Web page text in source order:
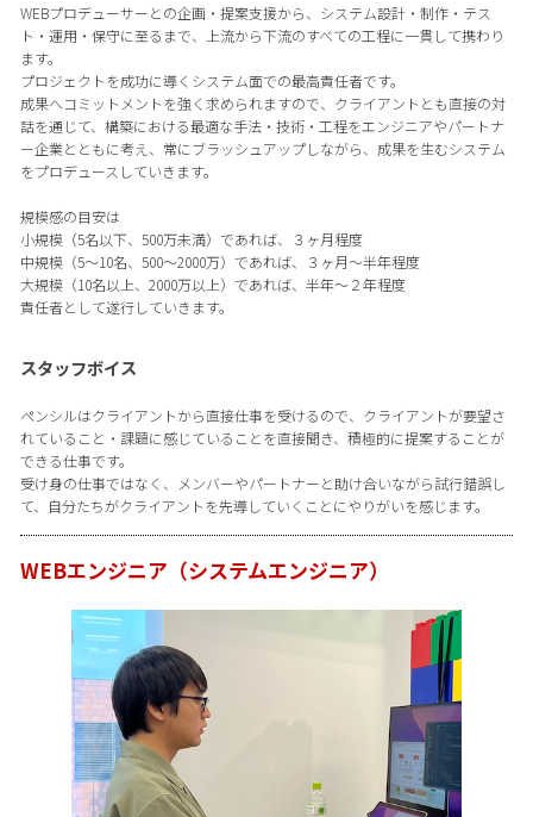
WEBプロデューサーとの企画・提案支援から、システム設計・制作・テス
ト・運用・保守に至るまで、上流から下流のすべての工程に一貫して携わり
ます。
プロジェクトを成功に導くシステム面での最高責任者です。
成果へコミットメントを強く求められますので、クライアントとも直接の対
話を通じて、構築における最適な手法・技術・工程をエンジニアやパートナ
ー企業とともに考え、常にブラッシュアップしながら、成果を生むシステム
をプロデュースしていきます。
規模感の目安は
小規模（5名以下、500万未満）であれば、３ヶ月程度
中規模（5～10名、500～2000万）であれば、３ヶ月～半年程度
大規模（10名以上、2000万以上）であれば、半年～２年程度
責任者として遂行していきます。
スタッフボイス
ペンシルはクライアントから直接仕事を受けるので、クライアントが要望さ
れていること・課題に感じていることを直接聞き、積極的に提案することが
できる仕事です。
受け身の仕事ではなく、メンバーやパートナーと助け合いながら試行錯誤し
て、自分たちがクライアントを先導していくことにやりがいを感じます。
WEBエンジニア（システムエンジニア）